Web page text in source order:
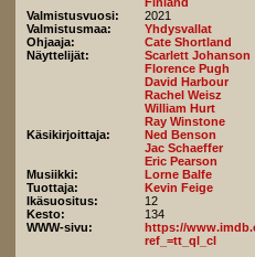
Valmistusvuosi:
2021
Valmistusmaa:
Yhdysvallat
Ohjaaja:
Cate Shortland
Näyttelijät:
Scarlett Johanson
Florence Pugh
David Harbour
Rachel Weisz
William Hurt
Ray Winstone
Käsikirjoittaja:
Ned Benson
Jac Schaeffer
Eric Pearson
Musiikki:
Lorne Balfe
Tuottaja:
Kevin Feige
Ikäsuositus:
12
Kesto:
134
WWW-sivu:
https://
ref_=tt_ql_cl